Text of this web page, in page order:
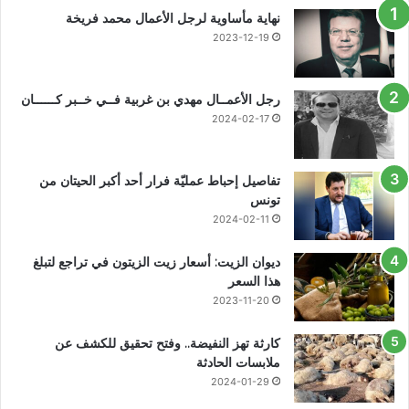
نهاية مأساوية لرجل الأعمال محمد فريخة
2023-12-19
رجل الأعمــال مهدي بن غربية فــي خــبر كــــــان
2024-02-17
تفاصيل إحباط عمليّة فرار أحد أكبر الحيتان من
تونس
2024-02-11
ديوان الزيت: أسعار زيت الزيتون في تراجع لتبلغ
هذا السعر
2023-11-20
كارثة تهز النفيضة.. وفتح تحقيق للكشف عن
ملابسات الحادثة
2024-01-29